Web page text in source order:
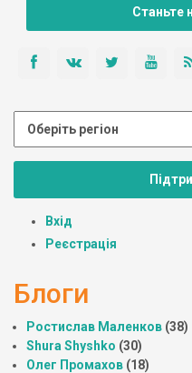
Станьте
Вхід
Реєстрація
Блоги
Ростислав Маленков (38)
Shura Shyshko (30)
Олег Промахов (18)